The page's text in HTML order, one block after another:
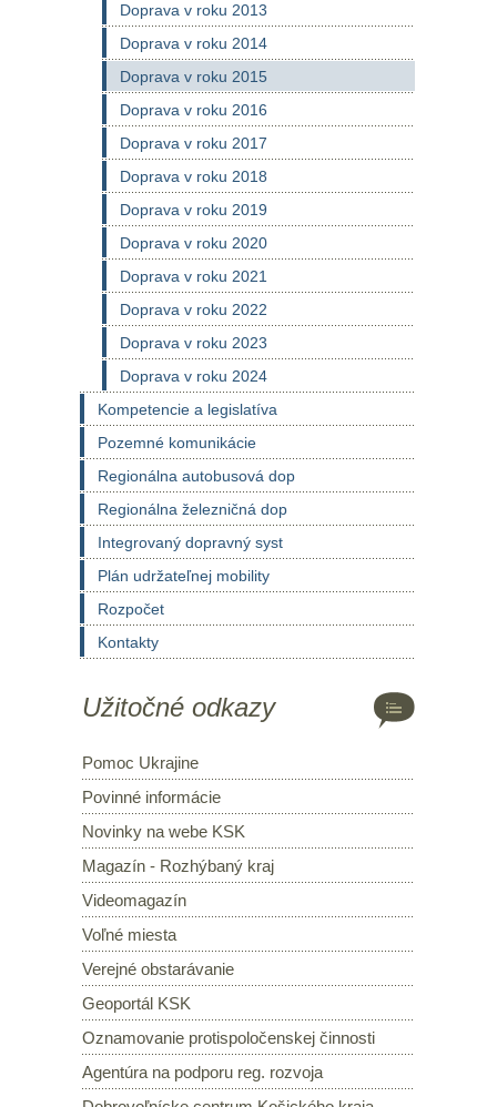
Doprava v roku 2013
Doprava v roku 2014
Doprava v roku 2015
Doprava v roku 2016
Doprava v roku 2017
Doprava v roku 2018
Doprava v roku 2019
Doprava v roku 2020
Doprava v roku 2021
Doprava v roku 2022
Doprava v roku 2023
Doprava v roku 2024
Kompetencie a legislatíva
Pozemné komunikácie
Regionálna autobusová dop
Regionálna železničná dop
Integrovaný dopravný syst
Plán udržateľnej mobility
Rozpočet
Kontakty
Užitočné odkazy
Pomoc Ukrajine
Povinné informácie
Novinky na webe KSK
Magazín - Rozhýbaný kraj
Videomagazín
Voľné miesta
Verejné obstarávanie
Geoportál KSK
Oznamovanie protispoločenskej činnosti
Agentúra na podporu reg. rozvoja